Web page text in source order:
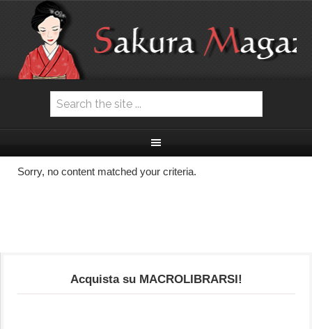
Sorry, no content matched your criteria.
Acquista su MACROLIBRARSI!